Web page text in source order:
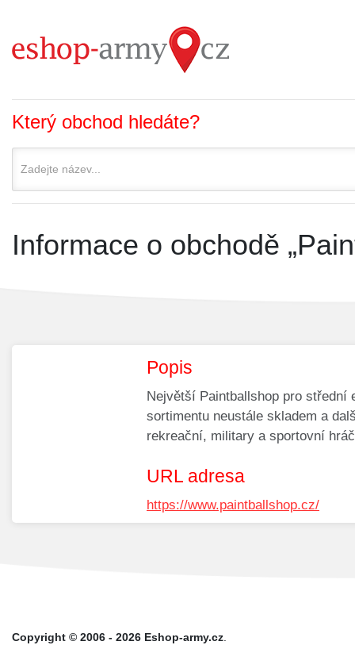
Který obchod hledáte?
Informace o obchodě
Popis
Největší Paintballshop pro střední
sortimentu neustále skladem a
rekreační, military a sportovní
URL adresa
https://www.paintballshop.cz/
Copyright © 2006 - 2026 Eshop-army.cz.